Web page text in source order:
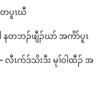
ပူၤဃီ
တ​ဘၣ်​ဖျီၣ်​ဃာ် အ​ကိာ်​ပူၤ
လီၤဂာ်​ဒ်သိး​ဒီး မုၢ်ဝါထီၣ်​ အ​